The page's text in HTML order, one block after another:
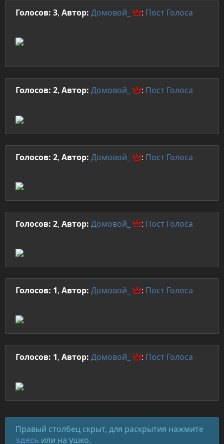
Голосов: 3, Автор: Домовой_ : Пост Голоса
Голосов: 2, Автор: Домовой_ : Пост Голоса
Голосов: 2, Автор: Домовой_ : Пост Голоса
Голосов: 2, Автор: Домовой_ : Пост Голоса
Голосов: 1, Автор: Домовой_ : Пост Голоса
Голосов: 1, Автор: Домовой_ : Пост Голоса
Правый столбец скрыт, для раскрытия нажмите
здесь или на ушко.